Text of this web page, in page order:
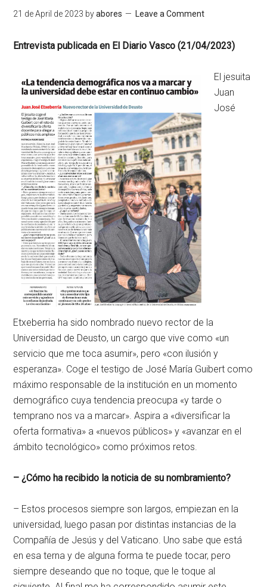
21 de April de 2023 byabores Leave a Comment
Entrevista publicada en El Diario Vasco (21/04/2023)
El jesuita
Juan
José
Etxeberria ha sido nombrado nuevo rector de la
Universidad de Deusto, un cargo que vive como «un
servicio que me toca asumir», pero «con ilusión y
esperanza». Coge el testigo de José María Guibert como
máximo responsable de la institución en un momento
demográfico cuya tendencia preocupa «y tarde o
temprano nos va a marcar». Aspira a «diversificar la
oferta formativa» a «nuevos públicos» y «avanzar en el
ámbito tecnológico» como próximos retos.
– ¿Cómo ha recibido la noticia de su nombramiento?
– Estos procesos siempre son largos, empiezan en la
universidad, luego pasan por distintas instancias de la
Compañía de Jesús y del Vaticano. Uno sabe que está
en esa terna y de alguna forma te puede tocar, pero
siempre deseando que no toque, que le toque al